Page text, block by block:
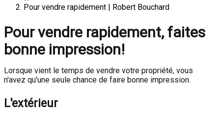
Pour vendre rapidement | Robert Bouchard
Pour vendre rapidement, faites
bonne impression!
Lorsque vient le temps de vendre votre propriété, vous
n'avez qu'une seule chance de faire bonne impression.
L'extérieur